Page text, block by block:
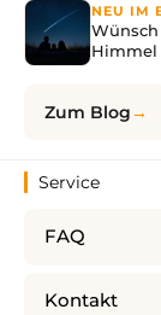
NEU IM
Himmel
Zum Blog
Service
FAQ
Kontakt